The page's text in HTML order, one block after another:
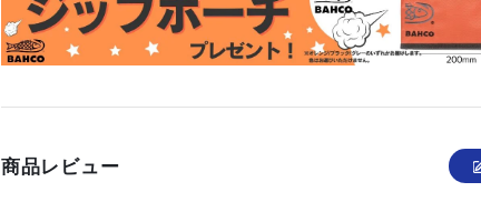
■▼139-0867
商品レビュー